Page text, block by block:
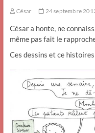
César 24 septembre
César a honte, ne
même pas fait le
Ces dessins et ce